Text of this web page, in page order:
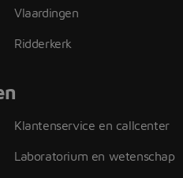
Vlaardingen
Ridderkerk
Klantenservice en callcenter
Laboratorium en wetenschap